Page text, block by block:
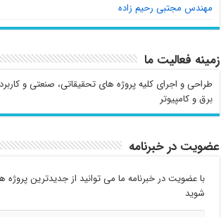
مهندس مجتبی رحیم زاده
زمینه فعالیت ما
طراحی و اجرای کلیه پروژه های تحقیقاتی، صنعتی و
برق و کامپیوتر
عضویت در خبرنامه
با عضویت در خبرنامه ما می توانید از جدیدترین
شوید